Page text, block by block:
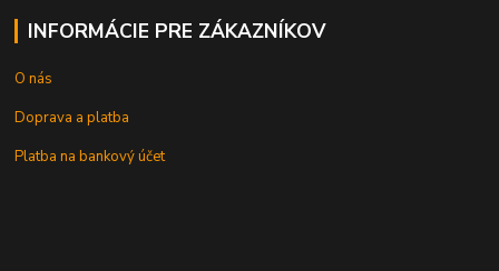
INFORMÁCIE PRE ZÁKAZNÍKOV
O nás
Doprava a platba
Platba na bankový účet